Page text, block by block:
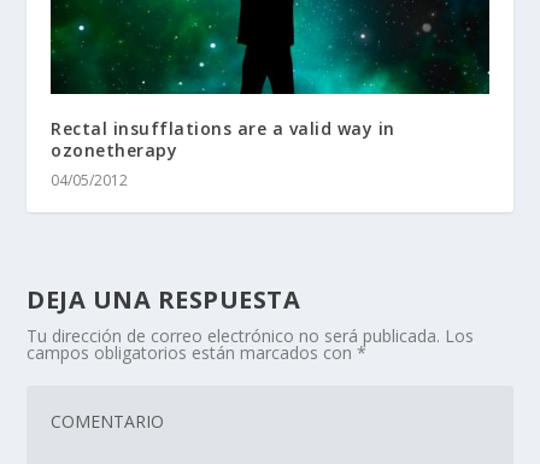
Rectal insufflations are a valid way in
ozonetherapy
04/05/2012
DEJA UNA RESPUESTA
Tu dirección de correo electrónico no será publicada. Los
campos obligatorios están marcados con*